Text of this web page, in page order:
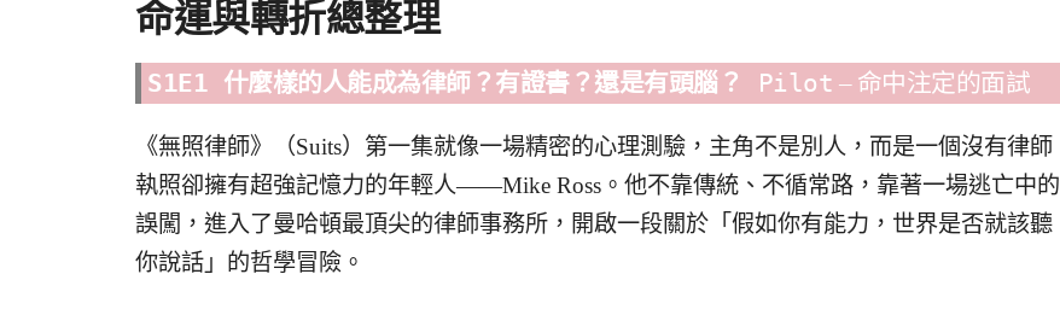
命運與轉折總整理
S1E1 什麼樣的人能成為律師？有證書？還是有頭腦？ Pilot – 命中注定的面試
《無照律師》（Suits）第一集就像一場精密的心理測驗，主角不是別人，而是一個沒有律師
執照卻擁有超強記憶力的年輕人——Mike Ross。他不靠傳統、不循常路，靠著一場逃亡中的
誤闖，進入了曼哈頓最頂尖的律師事務所，開啟一段關於「假如你有能力，世界是否就該聽
你說話」的哲學冒險。